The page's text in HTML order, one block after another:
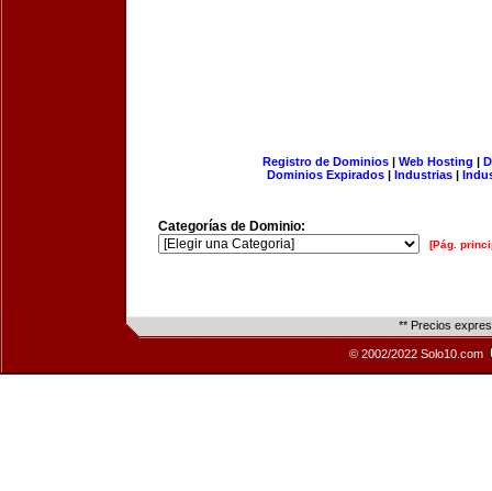
Registro de Dominios| Web Hosting |
Dominios Expirados | Industrias |
Categorías de Dominio:
[Pág.
** Precios
© 2002/2022 Solo10.com